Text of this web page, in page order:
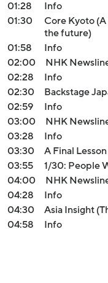
01:28
Info
01:30
Core Kyoto
the future)
01:58
Info
02:00
NHK
02:28
Info
02:30
Backstage
02:59
Info
03:00
NHK
03:28
Info
03:30
A Final Lesson
03:55
1/30: People
04:00
NHK
04:28
Info
04:30
Asia Insight
04:58
Info